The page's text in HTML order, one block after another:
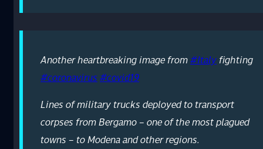
Another heartbreaking image from#Italyfighting
#coronavirus#covid19
Lines of military trucks deployed to transport
corpses from Bergamo – one of the most plagued
towns – to Modena and other regions.